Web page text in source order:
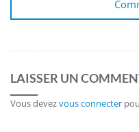
LAISSER UN
Vous devezvous connecter